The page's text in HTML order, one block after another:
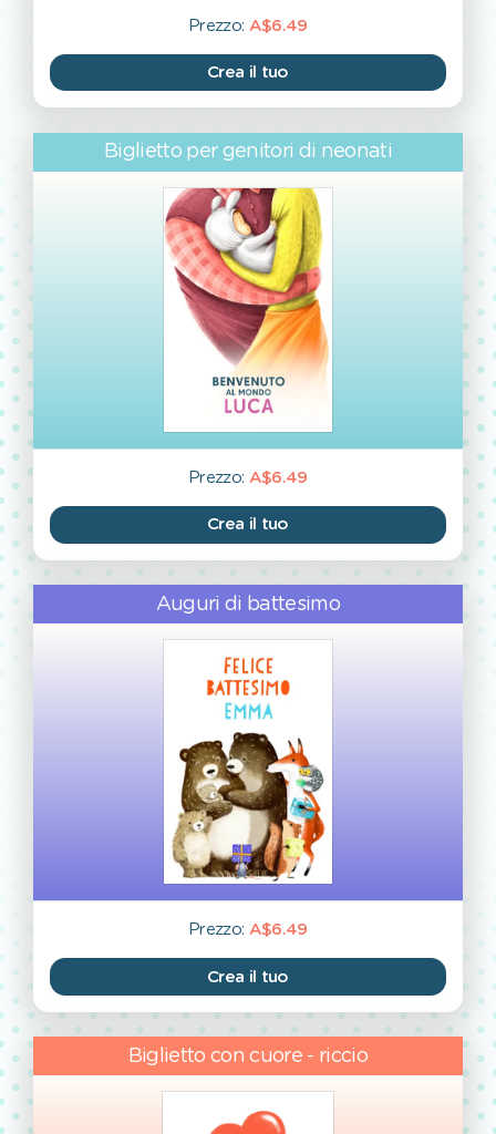
Prezzo: A$6.49
Crea il tuo
Biglietto per genitori di neonati
Prezzo: A$6.49
Crea il tuo
Auguri di battesimo
Prezzo: A$6.49
Crea il tuo
Biglietto con cuore - riccio